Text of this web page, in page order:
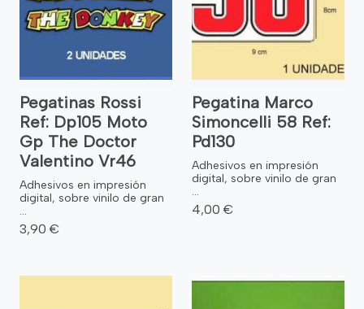
Pegatinas Rossi
Ref: Dp105 Moto
Gp The Doctor
Valentino Vr46
Adhesivos en impresión
digital, sobre vinilo de gran
...
3,90 €
Pegatina Marco
Simoncelli 58 Ref:
Pd130
Adhesivos en impresión
digital, sobre vinilo de gran
...
4,00 €